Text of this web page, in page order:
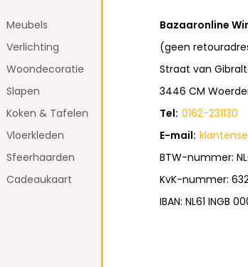
Meubels
Verlichting
Woondecoratie
Slapen
Koken & Tafelen
Vloerkleden
Sfeerhaarden
Cadeaukaart
Bazaaronline
(geen
Straat van
3446 CM
Tel: 0162-231130
E-mail:
BTW-nummer:
KvK-nummer:
IBAN: NL61 INGB